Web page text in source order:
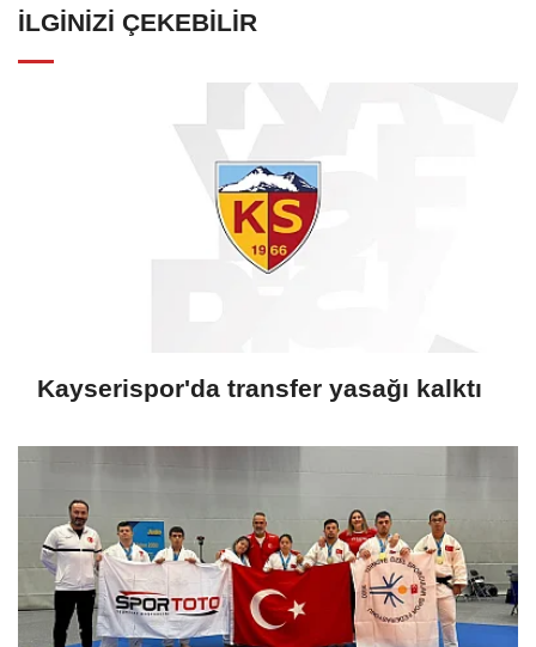
İLGINIZI ÇEKEBILIR
Kayserispor'da transfer yasağı kalktı